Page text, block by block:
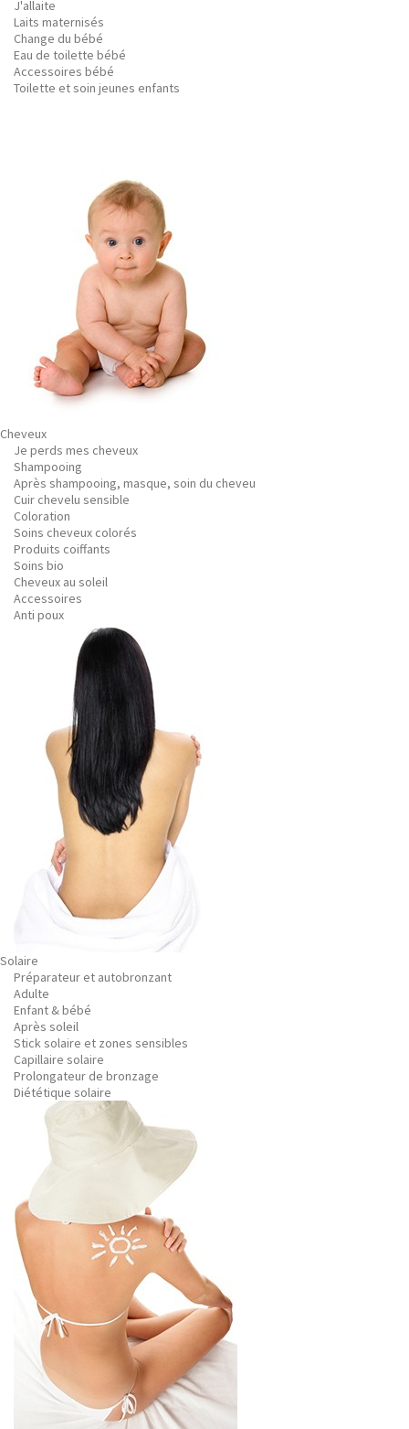
J'allaite
Laits maternisés
Change du bébé
Eau de toilette bébé
Accessoires bébé
Toilette et soin jeunes enfants
Cheveux
Je perds mes cheveux
Shampooing
Après shampooing, masque, soin du cheveu
Cuir chevelu sensible
Coloration
Soins cheveux colorés
Produits coiffants
Soins bio
Cheveux au soleil
Accessoires
Anti poux
Solaire
Préparateur et autobronzant
Adulte
Enfant & bébé
Après soleil
Stick solaire et zones sensibles
Capillaire solaire
Prolongateur de bronzage
Diététique solaire